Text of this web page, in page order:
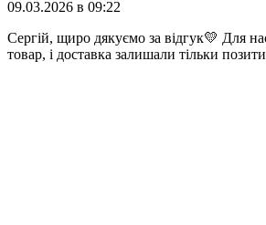
09.03.2026 в 09:22
Сергій, щиро дякуємо за відгук💛 Для
товар, і доставка залишали тільки